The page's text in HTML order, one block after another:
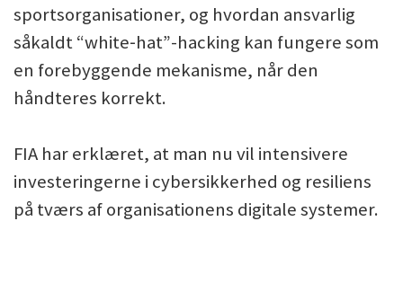
sportsorganisationer, og hvordan ansvarlig
såkaldt “white‑hat”-hacking kan fungere som
en forebyggende mekanisme, når den
håndteres korrekt.
FIA har erklæret, at man nu vil intensivere
investeringerne i cybersikkerhed og resiliens
på tværs af organisationens digitale systemer.